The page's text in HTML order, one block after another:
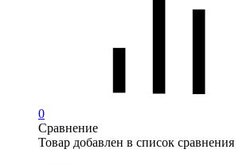
0
Сравнение
Товар добавлен в список сравнения